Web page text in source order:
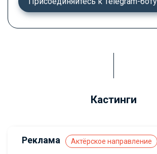
Кастинги
Реклама Актёрское направление